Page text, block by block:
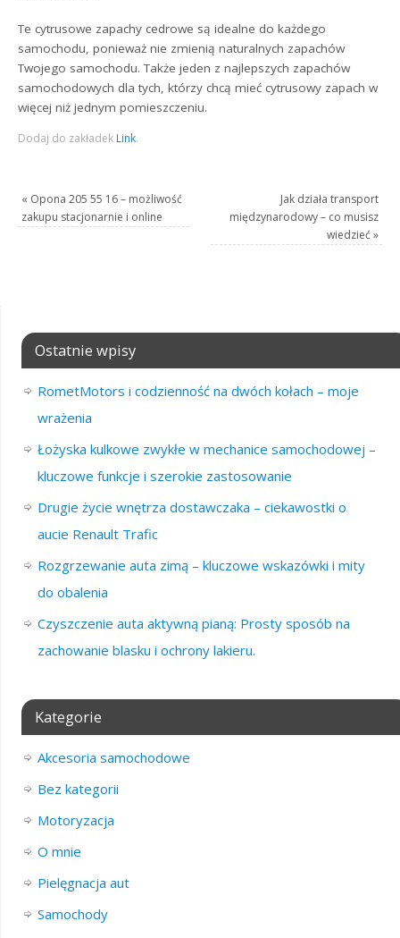
Te cytrusowe zapachy cedrowe są idealne do każdego
samochodu, ponieważ nie zmienią naturalnych zapachów
Twojego samochodu. Także jeden z najlepszych zapachów
samochodowych dla tych, którzy chcą mieć cytrusowy zapach w
więcej niż jednym pomieszczeniu.
Dodaj do zakładek Link.
« Opona 205 55 16 – możliwość
zakupu stacjonarnie i online
Jak działa transport
międzynarodowy – co musisz
wiedzieć»
Ostatnie wpisy
RometMotors i codzienność na dwóch kołach – moje
wrażenia
Łożyska kulkowe zwykłe w mechanice samochodowej –
kluczowe funkcje i szerokie zastosowanie
Drugie życie wnętrza dostawczaka – ciekawostki o
aucie Renault Trafic
Rozgrzewanie auta zimą – kluczowe wskazówki i mity
do obalenia
Czyszczenie auta aktywną pianą: Prosty sposób na
zachowanie blasku i ochrony lakieru.
Kategorie
Akcesoria samochodowe
Bez kategorii
Motoryzacja
O mnie
Pielęgnacja aut
Samochody